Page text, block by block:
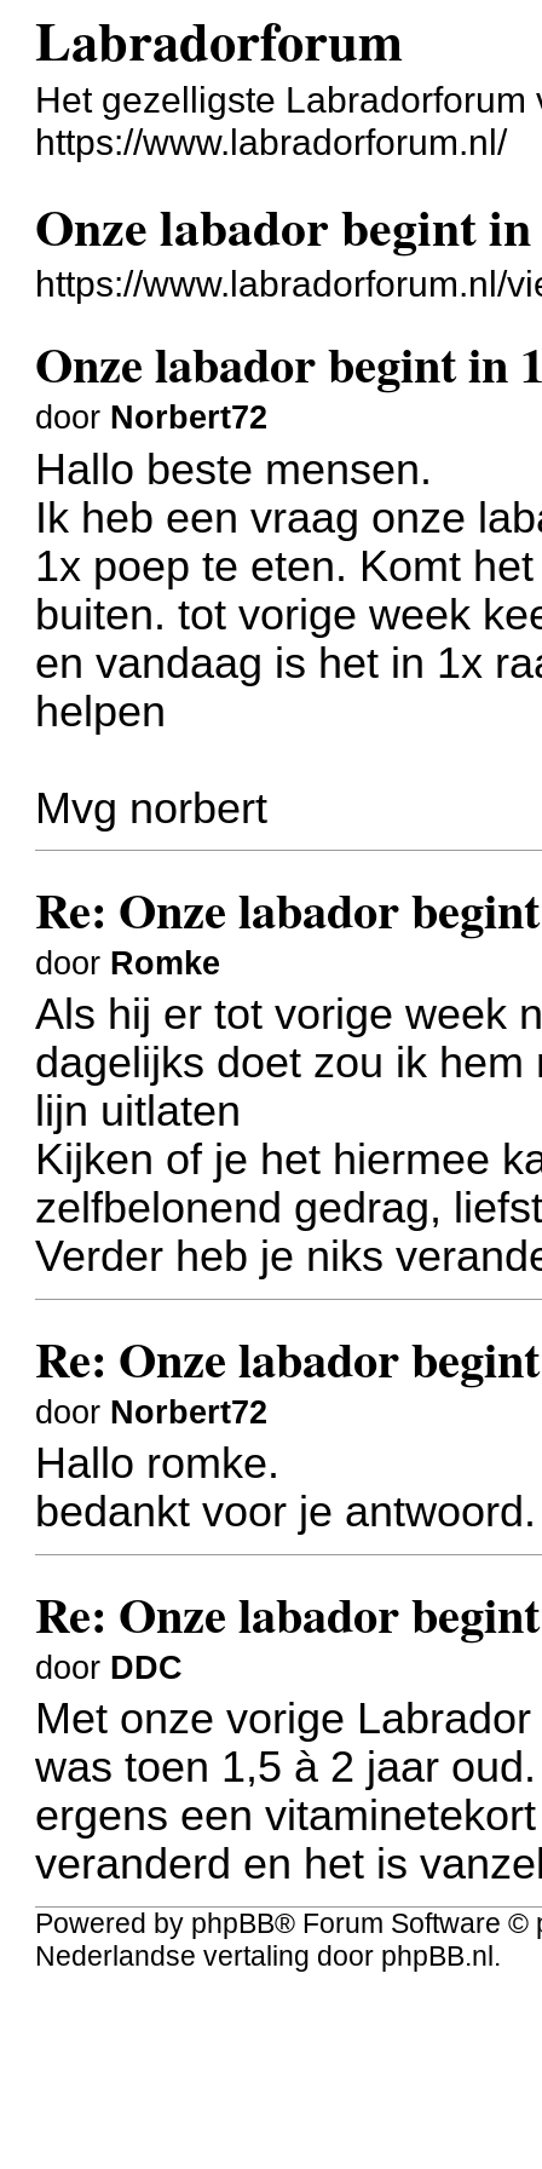
Labradorforum
Het gezelligste
https://www.labradorforum.nl/
Onze labador begint
https://www.labradorforum.nl/
Onze labador begint in
door Norbert72
Hallo beste mensen.
Ik heb een vraag onze
1x poep te eten. Komt
buiten. tot vorige week
en vandaag is het in 1x
helpen
Mvg norbert
Re: Onze labador
door Romke
Als hij er tot vorige week
dagelijks doet zou ik
lijn uitlaten
Kijken of je het hiermee
zelfbelonend gedrag,
Verder heb je niks
Re: Onze labador
door Norbert72
Hallo romke.
bedankt voor je
Re: Onze labador
door DDC
Met onze vorige
was toen 1,5 à 2 jaar
ergens een
veranderd en het is
Powered by phpBB® Forum Software ©
Nederlandse vertaling door phpBB.nl.